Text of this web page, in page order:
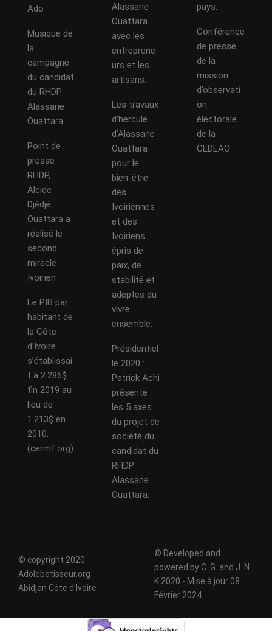
Ado
Musique de
la
campagne
du candidat
du RHDP
Alassane
Ouattara
Point de
presse
RHDP,
Alcide
Djédjé :
Ouattara a
réalisé le
second
miracle
Ivoirien
Le PIB par
habitant de
la Côte
d’Ivoire
s’établissai
t à 2.286$
fin 2019 au
lieu de
1.213$ en
2010.
(cermf.org)
Alassane
Ouattara
avec les
entreprene
urs et les
artisans.
Les travaux
d’hercule
d’Alassane
Ouattara
pour le
bien-être
des
Ivoiriennes
et des
Ivoiriens
épris de
paix, de
stabilité et
adeptes du
vivre
ensemble.
Présidentiel
le 2020 :
Patrick Achi
présente
les 5 axes
du projet de
société du
candidat du
RHDP
Alassane
Ouattara.
pays.
Conférence
de presse
de la
mission
d’observati
on
électorale
de la
CEDEAO
© copyright 2020
Adolebatisseur.org
Abidjan Côte d'Ivoire
© Developed and
powered by C. G. and J. N.
K 2020 - Mise à jour 08
Février 2024